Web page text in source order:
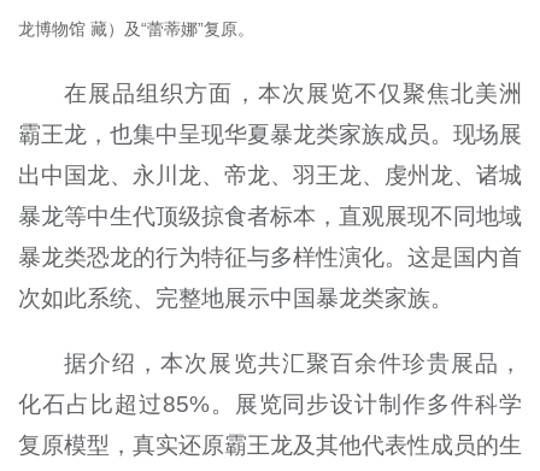
龙博物馆 藏）及“蕾蒂娜”复原。
在展品组织方面，本次展览不仅聚焦北美洲
霸王龙，也集中呈现华夏暴龙类家族成员。现场展
出中国龙、永川龙、帝龙、羽王龙、虔州龙、诸城
暴龙等中生代顶级掠食者标本，直观展现不同地域
暴龙类恐龙的行为特征与多样性演化。这是国内首
次如此系统、完整地展示中国暴龙类家族。
据介绍，本次展览共汇聚百余件珍贵展品，
化石占比超过85%。展览同步设计制作多件科学
复原模型，真实还原霸王龙及其他代表性成员的生